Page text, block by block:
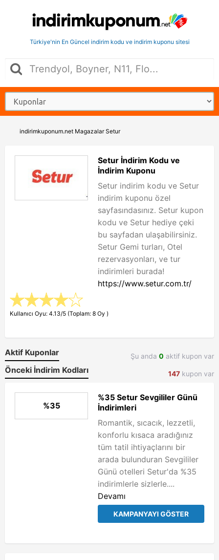
Türkiye'nin En Güncel indirim kodu ve indirim kuponu sitesi
indirimkuponum.net Magazalar Setur
Setur İndirim Kodu ve
İndirim Kuponu
Setur indirim kodu ve Setur
indirim kuponu özel
sayfasındasınız. Setur kupon
kodu ve Setur hediye çeki
bu sayfadan ulaşabilirsiniz.
Setur Gemi turları, Otel
rezervasyonları, ve tur
indirimleri burada!
https://www.setur.com.tr/
Kullanıcı Oyu: 4.13/5 (Toplam: 8 Oy )
Aktif Kuponlar Şu anda 0 aktif kupon var
Önceki İndirim Kodları 147 kupon var
%35
%35 Setur Sevgililer Günü
İndirimleri
Romantik, sıcacık, lezzetli,
konforlu kısaca aradığınız
tüm tatil ihtiyaçlarını bir
arada bulunduran Sevgililer
Günü otelleri Setur'da %35
indirimlerle sizlerle....
Devamı
KAMPANYAYI GÖSTER